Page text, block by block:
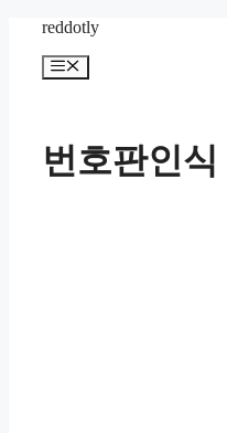
reddotly
메
번호판인식